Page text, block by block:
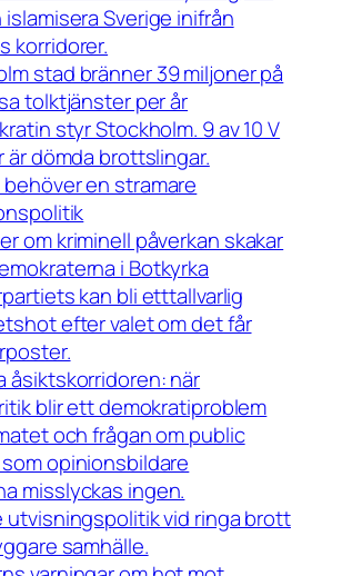
islamisera Sverige inifrån
korridorer.
stad bränner 39 miljoner på
tolktjänster per år
styr Stockholm. 9 av 10 V
är dömda brottslingar.
en stramare
om kriminell påverkan skakar
i Botkyrka
kan bli etttallvarlig
efter valet om det får
åsiktskorridoren: när
blir ett demokratiproblem
och frågan om public
opinionsbildare
misslyckas ingen.
utvisningspolitik vid ringa brott
samhälle.